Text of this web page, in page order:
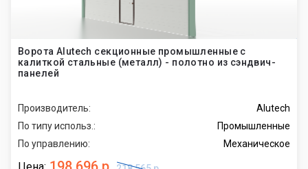
Ворота Alutech секционные промышленные с
калиткой стальные (металл) - полотно из сэндвич-
панелей
Производитель:
Alutech
По типу использ.:
Промышленные
По управлению:
Механическое